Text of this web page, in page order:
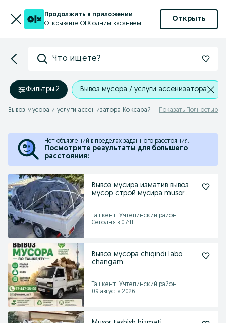
Продолжить в приложении
Открывайте OLX одним касанием
Открыть
Что ищете?
Фильтры·2 Вывоз мусора / услуги ассенизатора
Вывоз мусора и услуги ассенизатора Коксарай Показать Полностью
Нет объявлений в пределах заданного расстояния.
Посмотрите результаты для большего
расстояния:
Вывоз мусира изматив вывоз
мусор строй мусира musor
Ташкент, Учтепинский район
Сегодня в 07:11
Вывоз мусора chiqindi labo
changam
Ташкент, Учтепинский район
09 августа 2026 г.